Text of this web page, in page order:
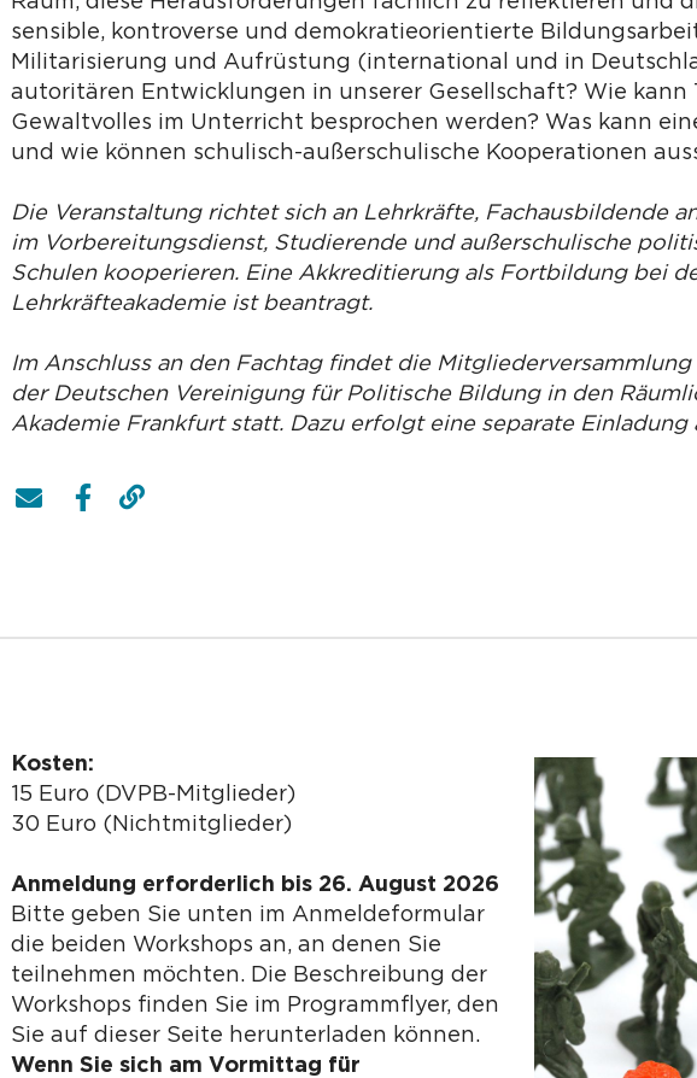
sensible, kontroverse und demokratieorientierte
Militarisierung und Aufrüstung (international und in
autoritären Entwicklungen in unserer Gesellschaft? Wie kann
Gewaltvolles im Unterricht besprochen werden? Was kann
und wie können schulisch-außerschulische Kooperationen
Die Veranstaltung richtet sich an Lehrkräfte, Fachausbildende
im Vorbereitungsdienst, ­Studierende und außerschulische
Schulen kooperieren. Eine Akkreditierung als Fortbildung bei
Lehrkräfteakademie ist beantragt.
Im Anschluss an den Fachtag findet die
der Deutschen Vereinigung für Politische Bildung in den
Akademie Frankfurt statt. Dazu erfolgt eine separate Einladung
Kosten:
15 Euro (DVPB-Mitglieder)
30 Euro (Nichtmitglieder)
Anmeldung erforderlich bis 26. August 2026
Bitte geben Sie unten im Anmeldeformular
die beiden Workshops an, an denen Sie
teilnehmen möchten. Die Beschreibung der
Workshops finden Sie im Programmflyer, den
Sie auf dieser Seite herunterladen können.
Wenn Sie sich am Vormittag für